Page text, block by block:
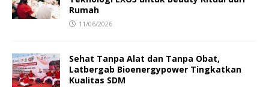
Rumah
11/06/2026
Sehat Tanpa Alat dan Tanpa Obat,
Latbergab Bioenergypower Tingkatkan
Kualitas SDM